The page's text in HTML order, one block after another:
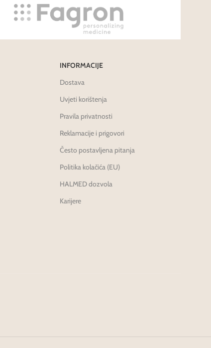
INFORMACIJE
Dostava
Uvjeti korištenja
Pravila privatnosti
Reklamacije i prigovori
Često postavljena pitanja
Politika kolačića (EU)
HALMED dozvola
Karijere